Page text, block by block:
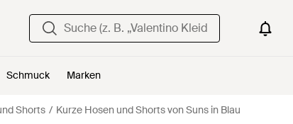
Schmuck Marken
Shorts Kurze Hosen und Shorts von Suns in Blau